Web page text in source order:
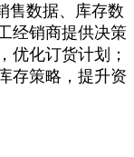
售数据、库存数
经销商提供决策
优化订货计划；
存策略，提升资